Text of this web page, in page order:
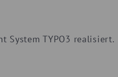
System TYPO3 realisiert.